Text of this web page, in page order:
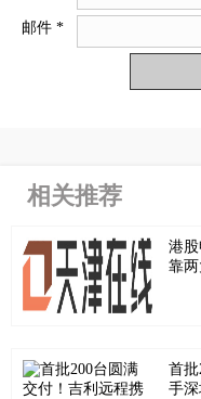
邮件 *
相关推荐
港
靠
首
手